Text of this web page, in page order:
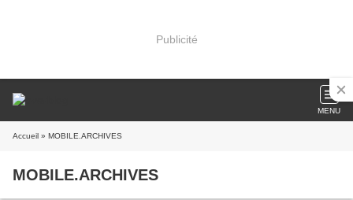
Publicité
MENU
Accueil » MOBILE.ARCHIVES
MOBILE.ARCHIVES